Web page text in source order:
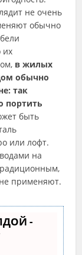
не очень
обычно
их
в жилых
обычно
так
портить
быть
или лофт.
на
применяют.
-